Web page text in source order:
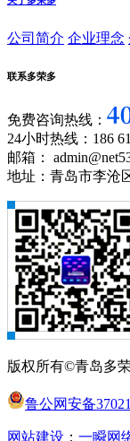
公司简介 企业理念
联系多荣多
免费咨询热线：
24小时热线：186
邮箱：
地址：青岛市李沧
版权所有©青岛多
鲁公网安备
网站建设 ： 一瞬网